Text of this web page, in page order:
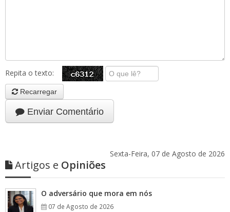
Repita o texto:
Recarregar
Enviar Comentário
Sexta-Feira, 07 de Agosto de 2026
Artigos e Opiniões
O adversário que mora em nós
07 de Agosto de 2026